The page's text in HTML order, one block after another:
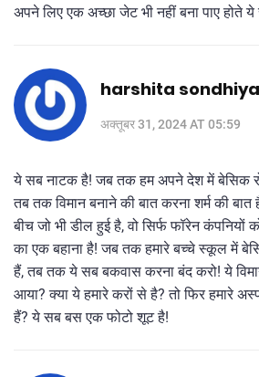
अपने लिए एक अच्छा जेट भी नहीं बना पाए होते
harshita sondhiya
अक्तूबर 31, 2024 AT 05:59
ये सब नाटक है! जब तक हम अपने देश में बेसिक
तब तक विमान बनाने की बात करना शर्म की
बीच जो भी डील हुई है, वो सिर्फ फॉरेन कंपनियों
का एक बहाना है! जब तक हमारे बच्चे स्कूल में
हैं, तब तक ये सब बकवास करना बंद करो! ये
आया? क्या ये हमारे करों से है? तो फिर हमारे
हैं? ये सब बस एक फोटो शूट है!